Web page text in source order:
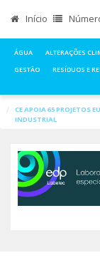
Início
ÁGUA ALTERAÇÕES
GESTÃO
RESÍDUOS E
CE APOIA 65 PROJETOS
INDUSTRIAL